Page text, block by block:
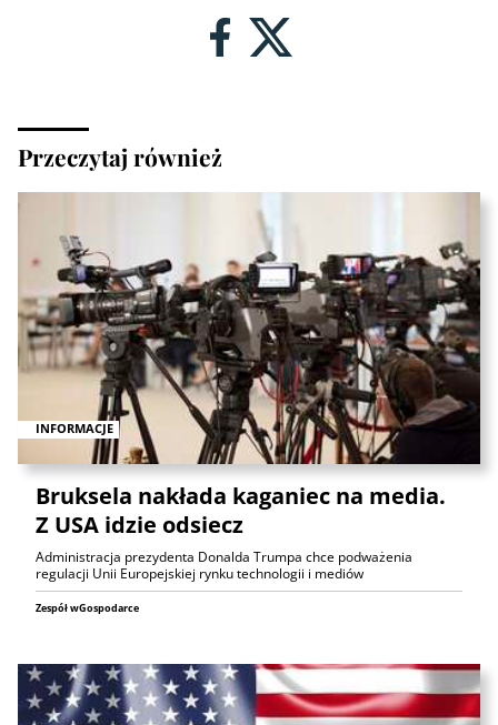
Przeczytaj również
INFORMACJE
Bruksela nakłada kaganiec na media.
Z USA idzie odsiecz
Administracja prezydenta Donalda Trumpa chce podważenia
regulacji Unii Europejskiej rynku technologii i mediów
Zespół wGospodarce